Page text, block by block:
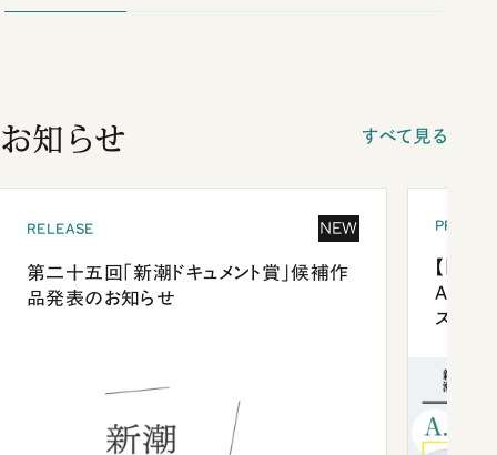
お知らせ すべて見る
RELEASE NEW
第二十五回「新潮ドキュメント賞」候補作
品発表のお知らせ
【「新
ズプレ